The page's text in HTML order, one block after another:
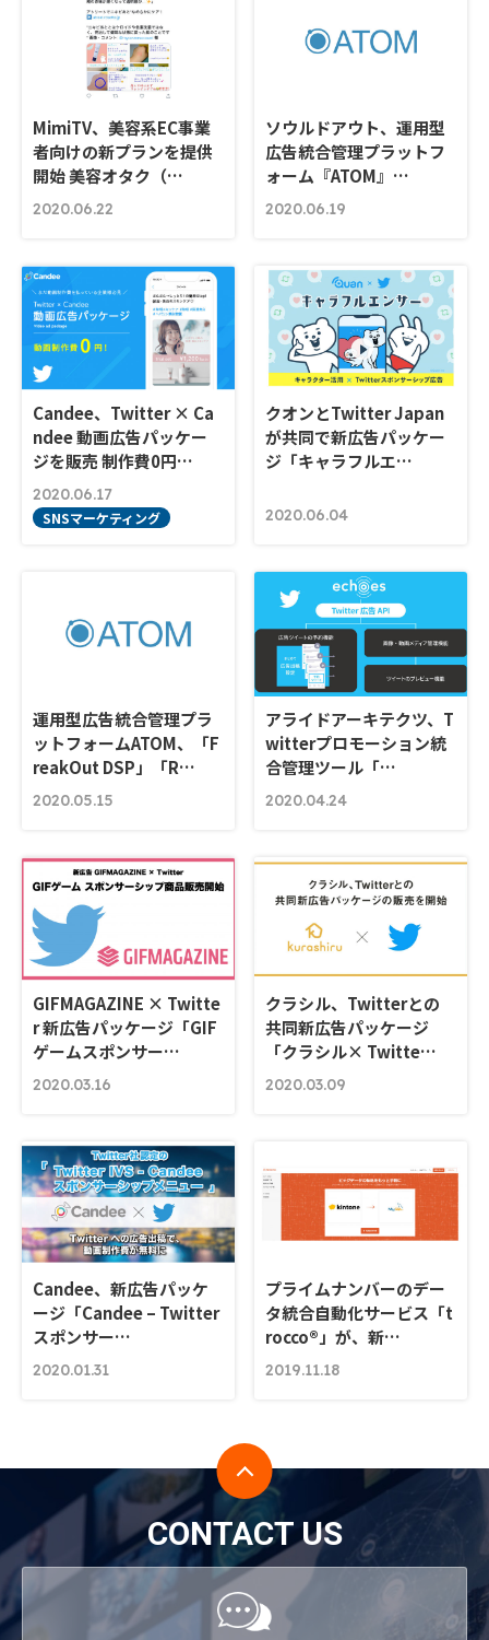
MimiTV、美容系EC事業
者向けの新プランを提供
開始 美容オタク（…
2020.06.22
ソウルドアウト、運用型
広告統合管理プラットフ
ォーム『ATOM』…
2020.06.19
Candee、Twitter × Ca
ndee 動画広告パッケー
ジを販売 制作費0円…
2020.06.17
SNSマーケティング
クオンとTwitter Japan
が共同で新広告パッケー
ジ「キャラフルエ…
2020.06.04
運用型広告統合管理プラ
ットフォームATOM、「F
reakOut DSP」「R…
2020.05.15
アライドアーキテクツ、T
witterプロモーション統
合管理ツール「…
2020.04.24
GIFMAGAZINE × Twitte
r 新広告パッケージ「GIF
ゲームスポンサー…
2020.03.16
クラシル、Twitterとの
共同新広告パッケージ
「クラシル× Twitte…
2020.03.09
Candee、新広告パッケ
ージ「Candee – Twitter
スポンサー…
2020.01.31
プライムナンバーのデー
タ統合自動化サービス「t
rocco®」が、新…
2019.11.18
CONTACT US